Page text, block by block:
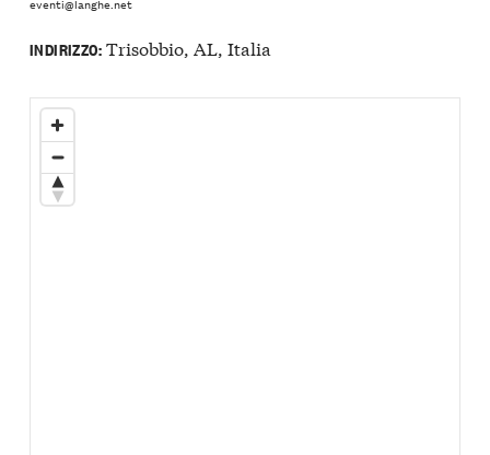
INDIRIZZO:Trisobbio, AL, Italia